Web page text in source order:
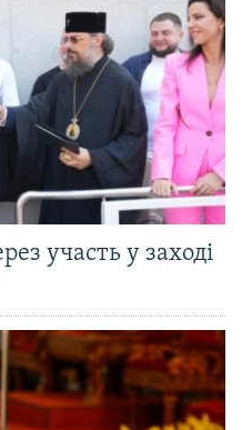
участь у заході